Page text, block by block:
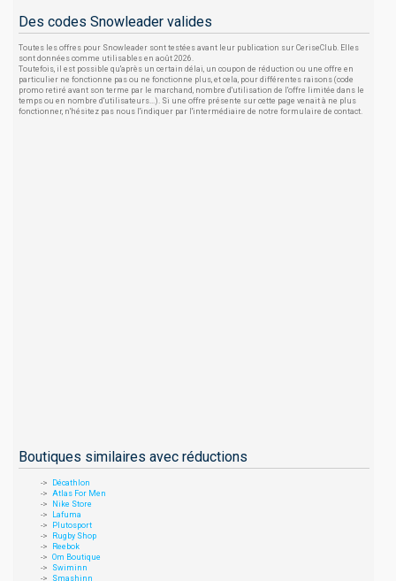
Des codes Snowleader valides
Toutes les offres pour Snowleader sont testées avant leur publication sur CeriseClub. Elles
sont données comme utilisables en août 2026.
Toutefois, il est possible qu'après un certain délai, un coupon de réduction ou une offre en
particulier ne fonctionne pas ou ne fonctionne plus, et cela, pour différentes raisons (code
promo retiré avant son terme par le marchand, nombre d'utilisation de l'offre limitée dans le
temps ou en nombre d'utilisateurs...). Si une offre présente sur cette page venait à ne plus
fonctionner, n'hésitez pas nous l'indiquer par l'intermédiaire de notre formulaire de contact.
Boutiques similaires avec réductions
Décathlon
Atlas For Men
Nike Store
Lafuma
Plutosport
Rugby Shop
Reebok
Om Boutique
Swiminn
Smashinn